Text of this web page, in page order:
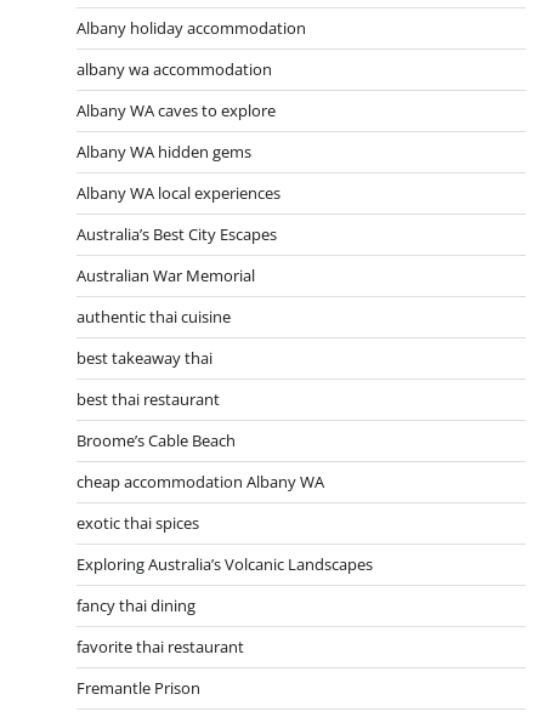
Albany holiday accommodation
albany wa accommodation
Albany WA caves to explore
Albany WA hidden gems
Albany WA local experiences
Australia’s Best City Escapes
Australian War Memorial
authentic thai cuisine
best takeaway thai
best thai restaurant
Broome’s Cable Beach
cheap accommodation Albany WA
exotic thai spices
Exploring Australia’s Volcanic Landscapes
fancy thai dining
favorite thai restaurant
Fremantle Prison